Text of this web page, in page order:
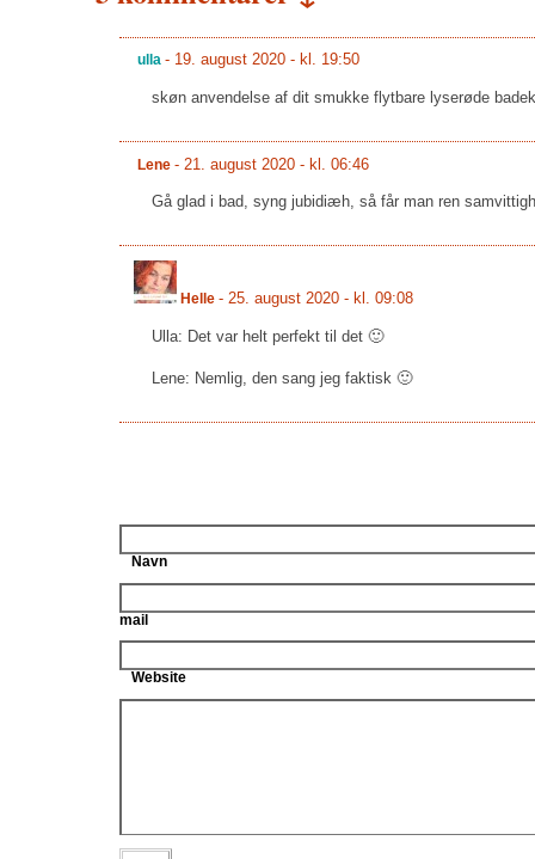
ulla - 19. august 2020 - kl. 19:50
skøn anvendelse af dit smukke flytbare lyserøde
Lene - 21. august 2020 - kl. 06:46
Gå glad i bad, syng jubidiæh, så får man ren
Helle - 25. august 2020 - kl. 09:08
Ulla: Det var helt perfekt til det 🙂
Lene: Nemlig, den sang jeg faktisk 🙂
Navn
mail
Website